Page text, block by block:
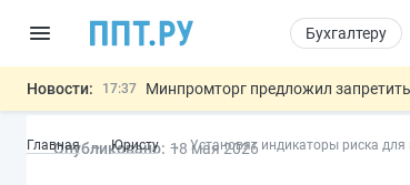
Бухгалтеру
Новости: 17:37 Минпромторг предложил
16:30 Возврат денег за риелторские
Главная Юристу Установят индикаторы риска
Опубликовано: 18 мая 2026